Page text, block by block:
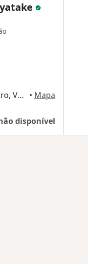
Rua Cristiano Machado N 28. Centro, Vespasiano • Mapa
disponível